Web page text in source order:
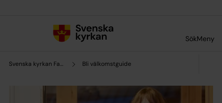
SökMeny
Svenska kyrkan Falun Bli välkomstguide